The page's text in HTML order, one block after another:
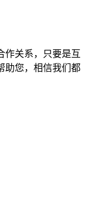
作关系，只要是互
助您，相信我们都